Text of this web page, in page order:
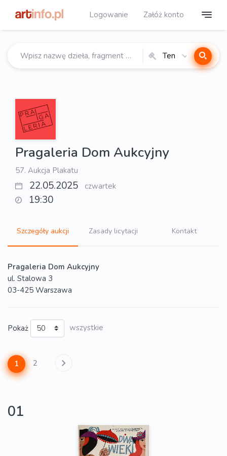
Logowanie Załóż konto
Ten
Pragaleria Dom Aukcyjny
57. Aukcja Plakatu
22.05.2025 czwartek
19:30
Szczegóły aukcji Zasady licytacji Kontakt
Pragaleria Dom Aukcyjny
ul. Stalowa 3
03-425 Warszawa
Pokaż wszystkie
1 2
01